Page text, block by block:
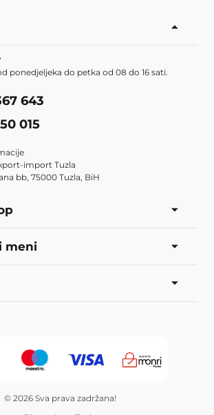
ponedjeljeka do petka od 08 do 16 sati.
643
015
import Tuzla
bb, 75000 Tuzla, BiH
meni
© 2026 Sva prava zadržana!